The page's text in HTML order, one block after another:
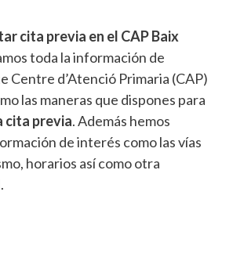
cita previa en el CAP Baix
toda la información de
Centre d’Atenció Primaria (CAP)
las maneras que dispones para
cita previa. Además hemos
de interés como las vías
horarios así como otra